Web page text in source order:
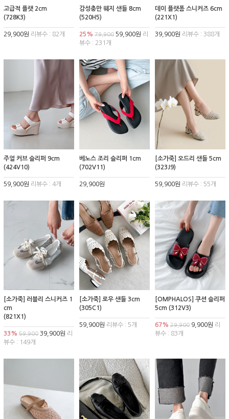
고급적 플랫 2cm
(728K3)
29,900원 리뷰수 : 82개
감성충만 웨지 샌들 8cm
(520H5)
25% 79,90059,900원 리
뷰수 : 231개
데이 플랫폼 스니커즈 6cm
(221X1)
39,900원 리뷰수 : 388개
주얼 커브 슬리퍼 9cm
(424V10)
59,900원 리뷰수 : 4개
베노스 조리 슬리퍼 1cm
(702V11)
29,900원
[소가죽] 오드리 샌들 5cm
(323J9)
59,900원 리뷰수 : 55개
[소가죽] 러블리 스니커즈 1
cm
(821X1)
33% 59,900 39,900원 리
뷰수 : 149개
[소가죽] 로우 샌들 3cm
(305C1)
59,900원 리뷰수 : 5개
[OMPHALOS] 쿠션 슬리퍼
5cm (312V3)
67% 29,9009,900원 리
뷰수 : 83개